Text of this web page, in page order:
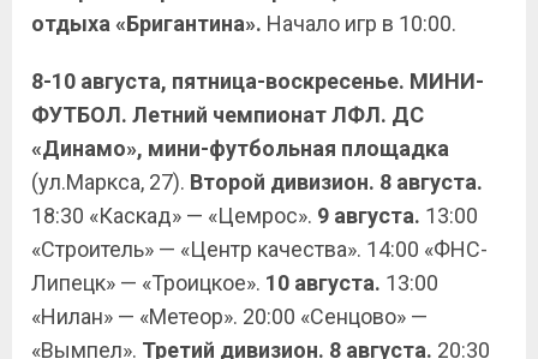
отдыха «Бригантина». Начало игр в 10:00.
8-10 августа, пятница-воскресенье. МИНИ-
ФУТБОЛ. Летний чемпионат ЛФЛ. ДС
«Динамо», мини-футбольная площадка
(ул.Маркса, 27). Второй дивизион. 8 августа.
18:30 «Каскад» — «Цемрос». 9 августа. 13:00
«Строитель» — «Центр качества». 14:00 «ФНС-
Липецк» — «Троицкое». 10 августа. 13:00
«Нилан» — «Метеор». 20:00 «Сенцово» —
«Вымпел». Третий дивизион. 8 августа. 20:30